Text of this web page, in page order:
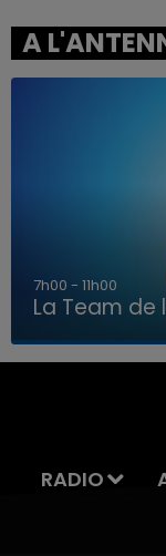
LA TEAM
A
7h00 - 11h00
La Team de
RADIO